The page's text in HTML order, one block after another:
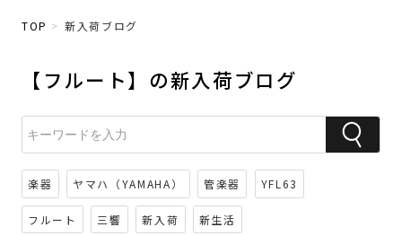
TOP 新入荷ブログ
【フルート】の新入荷ブログ
楽器 ヤマハ（YAMAHA） 管楽器 YFL63
フルート 三響 新入荷 新生活